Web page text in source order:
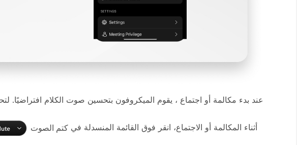
عند بدء مكالمة أو اجتماع ، يقوم الميكروفون بتحسين صوت الكلام
أثناء المكالمة أو الاجتماع، انقر فوق القائمة المنسدلة في كتم الصوت